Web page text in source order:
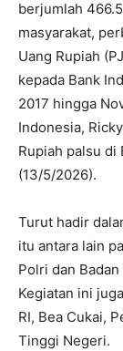
berjumlah
masyarakat,
Uang Rupiah
kepada Bank
2017 hingga
Indonesia,
Rupiah palsu di
(13/5/2026).
Turut hadir
itu antara lain
Polri dan
Kegiatan ini
RI, Bea Cukai,
Tinggi Negeri.